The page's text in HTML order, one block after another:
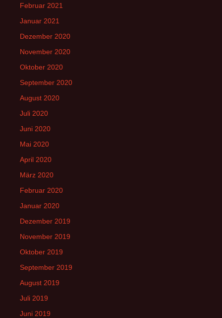
Februar 2021
Januar 2021
Dezember 2020
November 2020
Oktober 2020
September 2020
August 2020
Juli 2020
Juni 2020
Mai 2020
April 2020
März 2020
Februar 2020
Januar 2020
Dezember 2019
November 2019
Oktober 2019
September 2019
August 2019
Juli 2019
Juni 2019